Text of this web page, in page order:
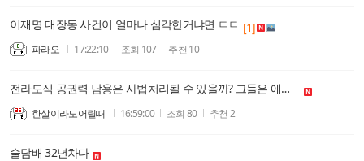
이재명 대장동 사건이 얼마나 심각한거냐면 ㄷㄷ [1]
파라오 17:22:10 조회 107 추천 10
전라도식 공권력 남용은 사법처리될 수 있을까? 그들은 애초부터 책임질 의사없이 국민의 돈으로 도박했다.(본인은 경상도식 공권력남용 절대 쉴드 안 친다!)
한살이라도어릴때 16:59:00 조회 80 추천 2
술담배 32년차다